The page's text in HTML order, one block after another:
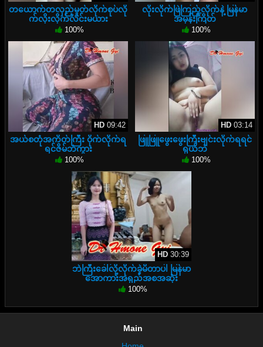
တယောက်တလှည့်မှုတ်လိုက်စုပ်လို
က်လိုးလိုက်လင်းမယား
100%
လိုးလိုက်ဖြဲကြည့်လိုက်နဲ့ မြန်မာ
အမုန်းကြိတ်
100%
HD09:42
အယ်စတုံအကိတ်ကြီး ဝိုက်လိုက်ရ
ရင်ဇိမ်ဘဲကွား
100%
HD03:14
ဖြူဖြူဖွေးဖွေးကြီးဗျင်းလိုက်ရရင်
ရှယ်ဘဲ
100%
HD30:39
ဘဲကြီးခေါ်လို့လိုက်ခဲ့မိတာပါ မြန်မာ
အောကားအရှည်အစအဆုံး
100%
Main